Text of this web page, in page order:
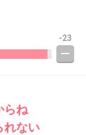
-23
らね
れない